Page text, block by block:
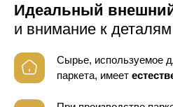
Идеальный
и внимание к деталям
Сырье, используемое
паркета, имеет